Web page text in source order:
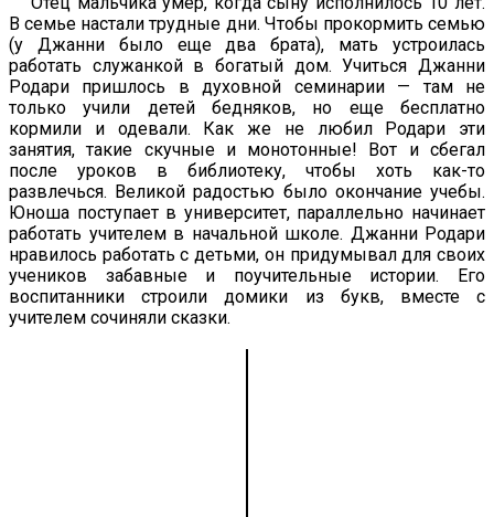
В семье настали трудные дни. Чтобы прокормить семью
(у Джанни было еще два брата), мать устроилась
работать служанкой в богатый дом. Учиться Джанни
Родари пришлось в духовной семинарии — там не
только учили детей бедняков, но еще бесплатно
кормили и одевали. Как же не любил Родари эти
занятия, такие скучные и монотонные! Вот и сбегал
после уроков в библиотеку, чтобы хоть как-то
развлечься. Великой радостью было окончание учебы.
Юноша поступает в университет, параллельно начинает
работать учителем в начальной школе. Джанни Родари
нравилось работать с детьми, он придумывал для своих
учеников забавные и поучительные истории. Его
воспитанники строили домики из букв, вместе с
учителем сочиняли сказки.